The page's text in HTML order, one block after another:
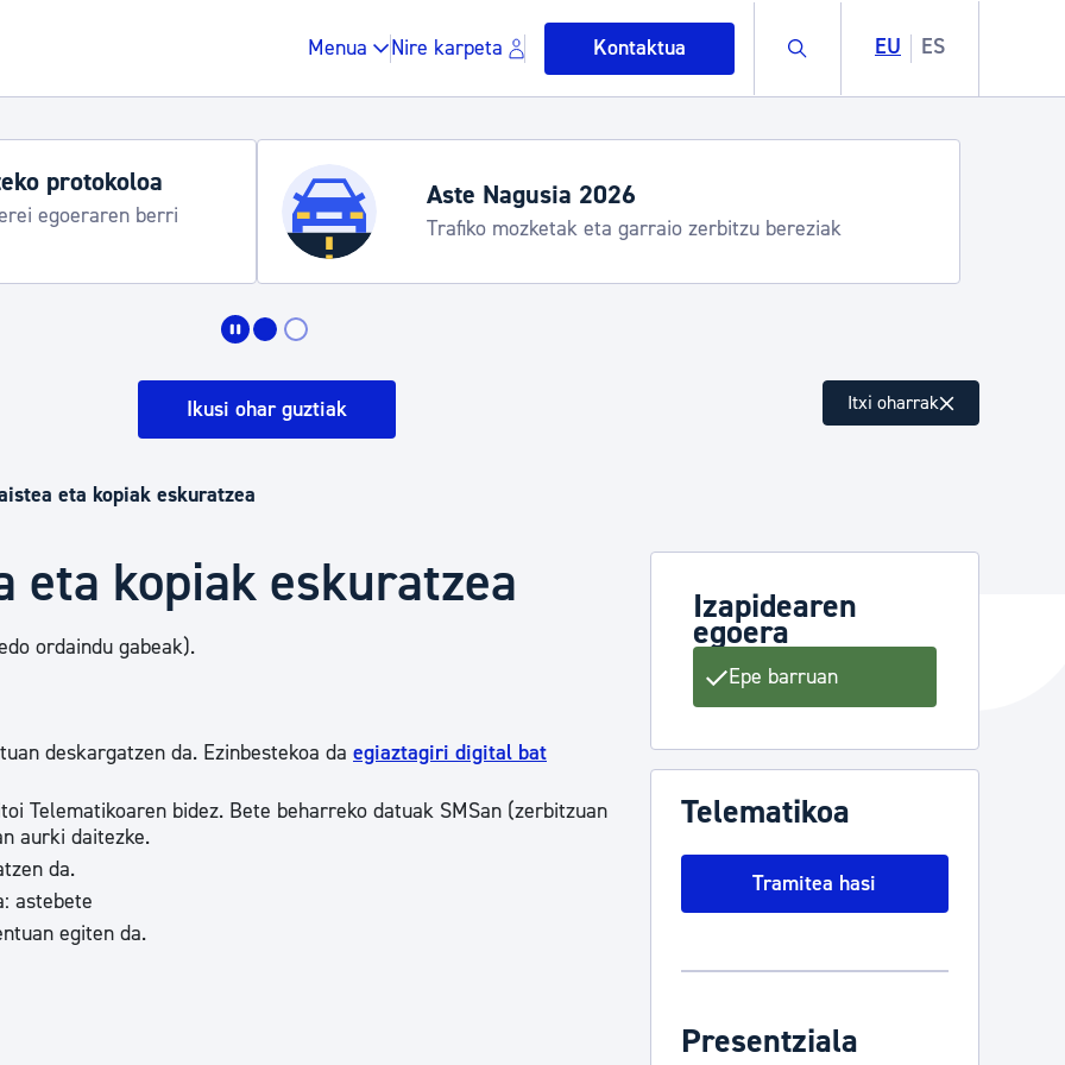
Menua Nire karpeta Kontaktua Buscar EU ES
Gune publikoa, hondakinak eta ingurumena
Kultura
protokoloa
egoeraren berri
Aste Nagusia 2026
Trafiko mozketak eta garraio zerbitzu bereziak
Ikusi ohar guztiak Itxi oharrak
eta kopiak eskuratzea
eta kopiak eskuratzea
ordaindu gabeak).
deskargatzen da. Ezinbestekoa da egiaztagiri digital bat
Telematikoaren bidez. Bete beharreko datuak SMSan (zerbitzuan
aurki daitezke.
da.
astebete
egiten da.
Izapidearen
egoera
Epe barruan
Telematikoa
Tramitea hasi
Presentziala